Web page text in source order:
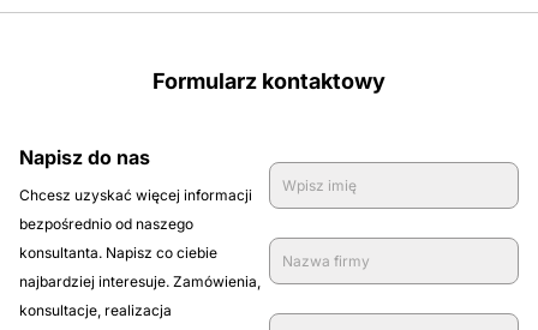
Formularz kontaktowy
Napisz do nas
Chcesz uzyskać więcej informacji
bezpośrednio od naszego
konsultanta. Napisz co ciebie
najbardziej interesuje. Zamówienia,
konsultacje, realizacja